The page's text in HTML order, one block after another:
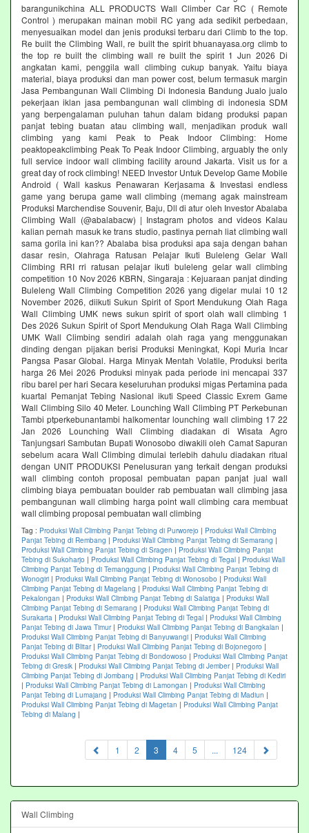
barangunikchina ALL PRODUCTS Wall Climber Car RC ( Remote
Control ) merupakan mainan mobil RC yang ada sedikit perbedaan,
menyesuaikan model dan jenis produksi terbaru dari Climb to the top.
Re built the Climbing Wall, re built the spirit bhuanayasa.org climb to
the top re built the climbing wall re built the spirit 1 Jun 2026 Di
angkatan kami, penggila wall climbing cukup banyak. Yaitu biaya
material, biaya produksi dan man power cost, belum termasuk margin
Jasa Pembangunan Wall Climbing Di Indonesia Bandung Jualo jualo
pekerjaan iklan jasa pembangunan wall climbing di indonesia SDM
yang berpengalaman puluhan tahun dalam bidang produksi papan
panjat tebing buatan atau climbing wall, menjadikan produk wall
climbing yang kami Peak to Peak Indoor Climbing: Home
peaktopeakclimbing Peak To Peak Indoor Climbing, arguably the only
full service indoor wall climbing facility around Jakarta. Visit us for a
great day of rock climbing! NEED Investor Untuk Develop Game Mobile
Android ( Wall kaskus Penawaran Kerjasama & Investasi endless
game yang berupa game wall climbing (memang agak mainstream
Produksi Marchendise Souvenir, Baju, Dll di atur oleh Investor Abalaba
Climbing Wall (@abalabacw) | Instagram photos and videos Kalau
kalian pernah masuk ke trans studio, pastinya pernah liat climbing wall
sama gorila ini kan?? Abalaba bisa produksi apa saja dengan bahan
dasar resin, Olahraga Ratusan Pelajar Ikuti Buleleng Gelar Wall
Climbing RRI rri ratusan pelajar ikuti buleleng gelar wall climbing
competition 10 Nov 2026 KBRN, Singaraja : Kejuaraan panjat dinding
Buleleng Wall Climbing Competition 2026 yang digelar mulai 10 12
November 2026, diikuti Sukun Spirit of Sport Mendukung Olah Raga
Wall Climbing UMK news sukun spirit of sport olah wall climbing 1
Des 2026 Sukun Spirit of Sport Mendukung Olah Raga Wall Climbing
UMK Wall Climbing sendiri adalah olah raga yang menggunakan
dinding dengan pijakan berisi Produksi Meningkat, Kopi Muria Incar
Pangsa Pasar Global. Harga Minyak Mentah Volatile, Produksi berita
harga 26 Mei 2026 Produksi minyak pada periode ini mencapai 337
ribu barel per hari Secara keseluruhan produksi migas Pertamina pada
kuartal Pemanjat Tebing Nasional ikuti Speed Classic Exrem Game
Wall Climbing Silo 40 Meter. Lounching Wall Climbing PT Perkebunan
Tambi ptperkebunantambi halkomentar lounching wall climbing 17 22
Jan 2026 Lounching Wall Climbing diadakan di Wisata Agro
Tanjungsari Sambutan Bupati Wonosobo diwakili oleh Camat Sapuran
sebelum acara Wall Climbing dimulai terlebih dahulu diadakan ritual
dengan UNIT PRODUKSI Penelusuran yang terkait dengan produksi
wall climbing contoh proposal pembuatan papan panjat jual wall
climbing biaya pembuatan boulder rab pembuatan wall climbing jasa
pembangunan wall climbing harga point wall climbing cara membuat
wall climbing proposal pembuatan wall climbing
Tag : Produksi Wall Climbing Panjat Tebing di Purworejo | Produksi Wall Climbing
Panjat Tebing di Rembang | Produksi Wall Climbing Panjat Tebing di Semarang |
Produksi Wall Climbing Panjat Tebing di Sragen | Produksi Wall Climbing Panjat
Tebing di Sukoharjo | Produksi Wall Climbing Panjat Tebing di Tegal | Produksi Wall
Climbing Panjat Tebing di Temanggung | Produksi Wall Climbing Panjat Tebing di
Wonogiri | Produksi Wall Climbing Panjat Tebing di Wonosobo | Produksi Wall
Climbing Panjat Tebing di Magelang | Produksi Wall Climbing Panjat Tebing di
Pekalongan | Produksi Wall Climbing Panjat Tebing di Salatiga | Produksi Wall
Climbing Panjat Tebing di Semarang | Produksi Wall Climbing Panjat Tebing di
Surakarta | Produksi Wall Climbing Panjat Tebing di Tegal | Produksi Wall Climbing
Panjat Tebing di Jawa Timur| Produksi Wall Climbing Panjat Tebing di Bangkalan |
Produksi Wall Climbing Panjat Tebing di Banyuwangi | Produksi Wall Climbing
Panjat Tebing di Blitar| Produksi Wall Climbing Panjat Tebing di Bojonegoro |
Produksi Wall Climbing Panjat Tebing di Bondowoso | Produksi Wall Climbing Panjat
Tebing di Gresik | Produksi Wall Climbing Panjat Tebing di Jember| Produksi Wall
Climbing Panjat Tebing di Jombang | Produksi Wall Climbing Panjat Tebing di Kediri
| Produksi Wall Climbing Panjat Tebing di Lamongan | Produksi Wall Climbing
Panjat Tebing di Lumajang | Produksi Wall Climbing Panjat Tebing di Madiun |
Produksi Wall Climbing Panjat Tebing di Magetan | Produksi Wall Climbing Panjat
Tebing di Malang |
1 2 3 (current)
4 5 ... 124
Wall Climbing